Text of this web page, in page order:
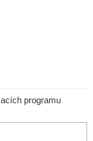
programu